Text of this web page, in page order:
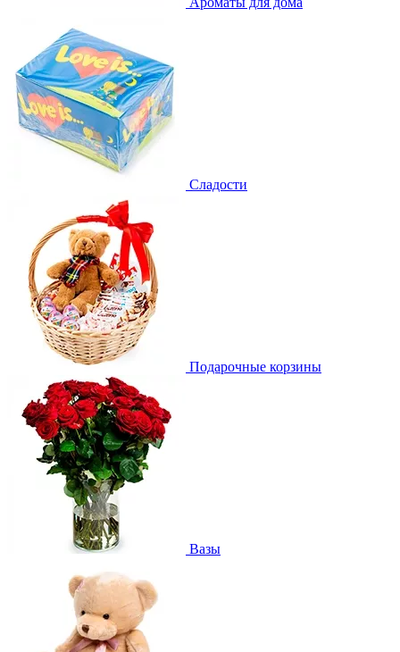
Сладости
Подарочные корзины
Вазы